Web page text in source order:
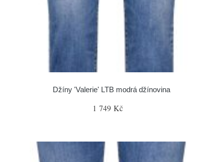
Džíny 'Valerie' LTB modrá džínovina
1 749 Kč